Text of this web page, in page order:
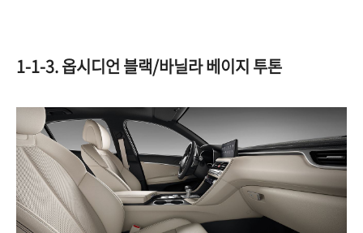
1-1-3. 옵시디언 블랙/바닐라 베이지 투톤